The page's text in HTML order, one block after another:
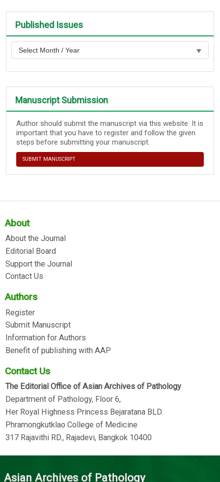
Published Issues
Manuscript Submission
Author should submit the manuscript via this website. It is
important that you have to register and follow the given
steps before submitting your manuscript.
SUBMIT MANUSCRIPT
About
About the Journal
Editorial Board
Support the Journal
Contact Us
Authors
Register
Submit Manuscript
Information for Authors
Benefit of publishing with AAP
Contact Us
The Editorial Office of Asian Archives of Pathology
Department of Pathology, Floor 6,
Her Royal Highness Princess Bejaratana BLD.
Phramongkutklao College of Medicine
317 Rajavithi RD., Rajadevi, Bangkok 10400
Asian Archives of Pathology